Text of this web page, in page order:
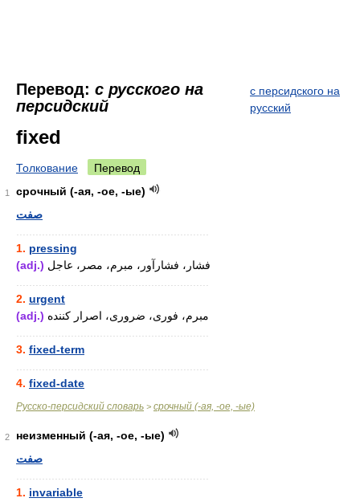
Перевод: с русского на
персидский
с персидского на
русский
fixed
Толкование Перевод
1
срочный (-ая, -ое, -ые)
صفت
1. pressing
(adj.) فشار، فشارآور، مبرم، مصر، عاجل
2. urgent
(adj.) مبرم، فوری، ضروری، اصرار کننده
3. fixed-term
4. fixed-date
Русско-персидский словарь > срочный (-ая, -ое, -ые)
2
неизменный (-ая, -ое, -ые)
صفت
1. invariable